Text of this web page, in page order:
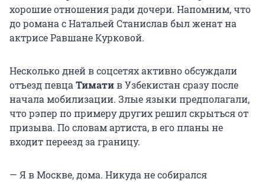
хорошие отношения ради дочери. Напомним, что
до романа с Натальей Станислав был женат на
актрисе Равшане Курковой.
Несколько дней в соцсетях активно обсуждали
отъезд певцаТиматив Узбекистан сразу после
начала мобилизации. Злые языки предполагали,
что рэпер по примеру других решил скрыться от
призыва. По словам артиста, в его планы не
входит переезд за границу.
— Я в Москве, дома. Никуда не собирался